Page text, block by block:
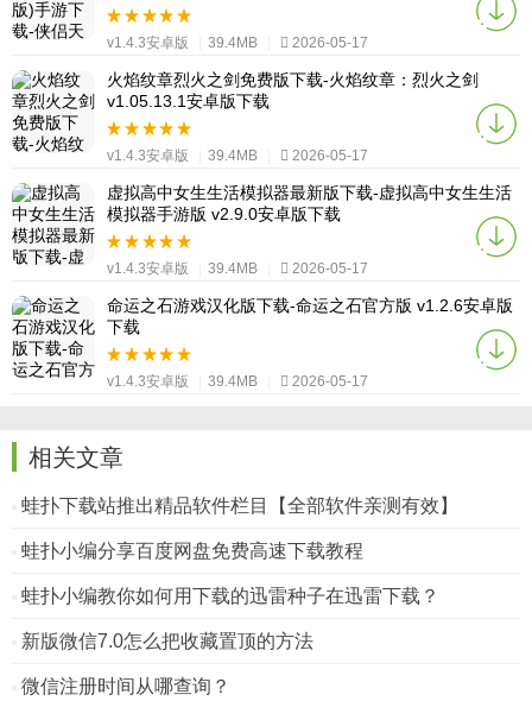
v1.4.3安卓版 39.4MB 2026-05-17
火焰纹章烈火之剑免费版下载-火焰纹章：烈火之剑
v1.05.13.1安卓版下载
v1.4.3安卓版 39.4MB 2026-05-17
虚拟高中女生生活模拟器最新版下载-虚拟高中女生生活
模拟器手游版 v2.9.0安卓版下载
v1.4.3安卓版 39.4MB 2026-05-17
命运之石游戏汉化版下载-命运之石官方版 v1.2.6安卓版
下载
v1.4.3安卓版 39.4MB 2026-05-17
相关文章
蛙扑下载站推出精品软件栏目【全部软件亲测有效】
蛙扑小编分享百度网盘免费高速下载教程
蛙扑小编教你如何用下载的迅雷种子在迅雷下载？
新版微信7.0怎么把收藏置顶的方法
微信注册时间从哪查询？